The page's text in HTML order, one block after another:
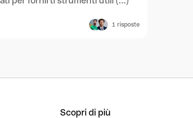
1 risposte
Scopri di più